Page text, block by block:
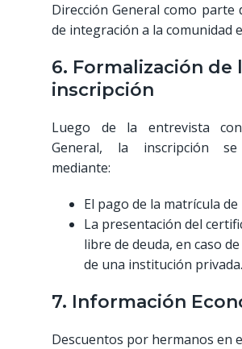
Dirección General como parte
de integración a la comunidad
6. Formalización de
inscripción
Luego de la entrevista
General, la inscripción se
mediante:
El pago de la matrícula
La presentación del
libre de deuda, en caso
de una institución privada.
7. Información
Descuentos por hermanos en